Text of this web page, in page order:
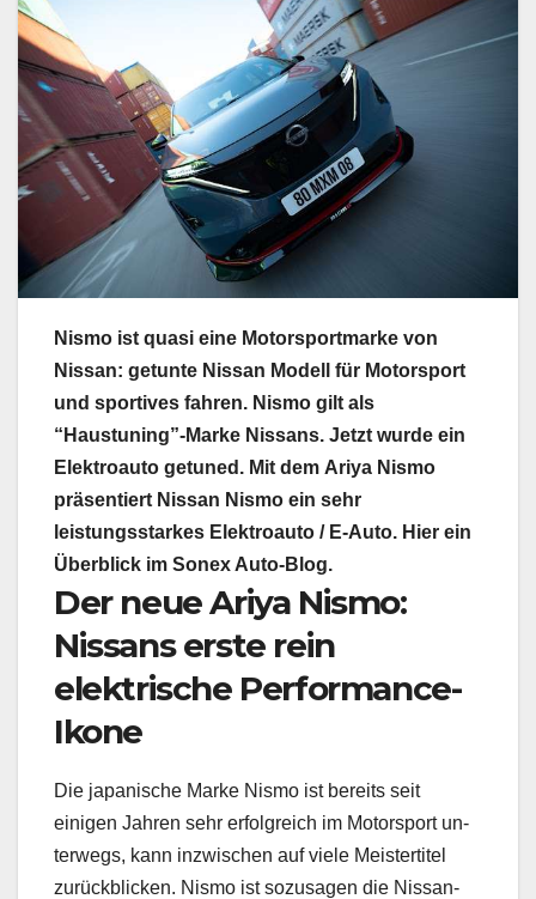
Nismo ist quasi eine Motorsportmarke von
Nissan: getunte Nissan Modell für Motorsport
und sportives fahren. Nismo gilt als
“Haustuning”-Marke Nissans. Jetzt wurde ein
Elektroauto getuned. Mit dem Ariya Nismo
präsentiert Nissan Nismo ein sehr
leistungsstarkes Elektroauto / E-Auto. Hier ein
Überblick im Sonex Auto-Blog.
Der neue Ariya Nismo:
Nissans erste rein
elektrische Performance-
Ikone
Die ja­panische Marke Nismo ist bereits seit
einigen Jahren sehr erfolgreich im Motorsport un­
terwegs, kann inzwischen auf viele Meis­ter­titel
zurückblicken. Nismo ist sozusagen die Nissan-